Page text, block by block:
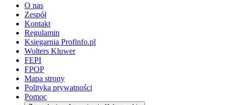
O nas
Zespół
Kontakt
Regulamin
Księgarnia Profinfo.pl
Wolters Kluwer
FEPI
FPOP
Mapa strony
Polityka prywatności
Pomoc